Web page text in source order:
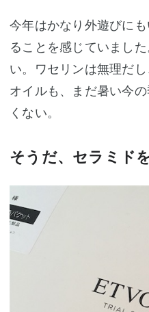
今年はかなり外遊びに
ることを感じていまし
い。ワセリンは無理だ
オイルも、まだ暑い今
くない。
そうだ、セラミド